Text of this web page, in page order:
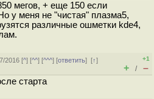
мегов, + еще 150 если
у меня не "чистая" плазма5,
различные ошметки kde4,
2016 [^] [^^] [^^^] [ответить][↑]
+1
+ / –
старта